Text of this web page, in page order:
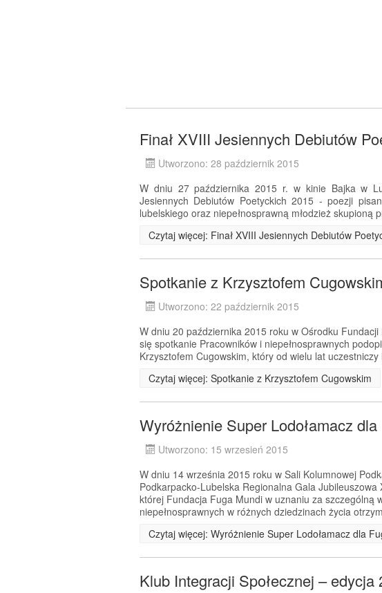
Finał XVIII Jesiennych Debiutów
Utworzono: 28 październik 2015
W dniu 27 października 2015 r. w kinie Bajka w
Jesiennych Debiutów Poetyckich 2015 - poezji
lubelskiego oraz niepełnosprawną młodzież skupioną
Czytaj więcej: Finał XVIII Jesiennych Debiutów
Spotkanie z Krzysztofem
Utworzono: 22 październik 2015
W dniu 20 października 2015 roku w Ośrodku
się spotkanie Pracowników i niepełnosprawnych
Krzysztofem Cugowskim, który od wielu lat
Czytaj więcej: Spotkanie z Krzysztofem Cugowskim
Wyróżnienie Super Lodołamacz
Utworzono: 15 wrzesień 2015
W dniu 14 września 2015 roku w Sali Kolumnowej
Podkarpacko-Lubelska Regionalna Gala
której Fundacja Fuga Mundi w uznaniu za szczególną
niepełnosprawnych w różnych dziedzinach życia
Czytaj więcej: Wyróżnienie Super Lodołamacz dla
Klub Integracji Społecznej – edycja